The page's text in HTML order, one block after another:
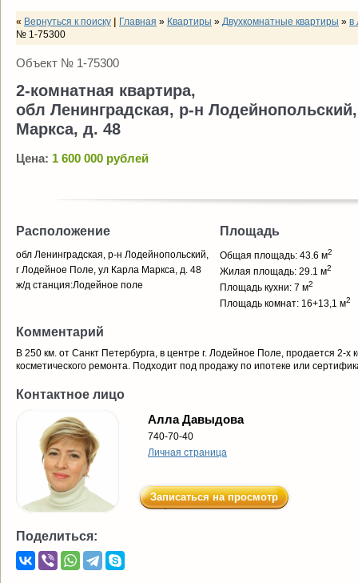
« Вернуться к поиску Главная » Квартиры » Двухкомнатные квартиры » в
№ 1-75300
Объект № 1-75300
2-комнатная квартира,
обл Ленинградская, р-н
Маркса, д. 48
Цена: 1 600 000 рублей
Расположение
обл Ленинградская, р-н Лодейнопольский,
г Лодейное Поле, ул Карла Маркса, д. 48
ж/д станция:Лодейное поле
Площадь
Общая площадь: 43.6 м2
Жилая площадь: 29.1 м2
Площадь кухни: 7 м2
Площадь комнат: 16+13,1 м2
Комментарий
В 250 км. от Санкт Петербурга, в центре г. Лодейное Поле, продается 2-х
косметического ремонта. Подходит под продажу по ипотеке или
Контактное лицо
Алла Давыдова
740-70-40
Личная страница
Записаться на просмотр
Поделиться: